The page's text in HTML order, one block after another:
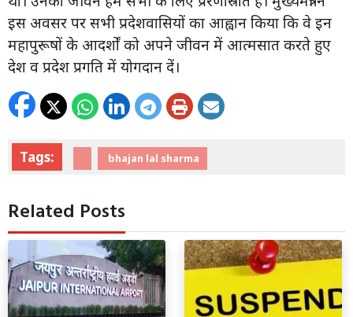
इस अवसर पर सभी प्रदेशवासियों का आह्वान किया कि वे इन
महापुरूषों के आदर्शों को अपने जीवन में आत्मसात करते हुए
देश व प्रदेश प्रगति में योगदान दें।
Tags: bhajan lal sharma
Related Posts